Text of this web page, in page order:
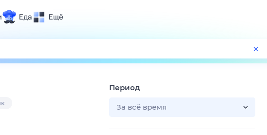
Еда Ещё
и отдых
Поиск
ТВ-программа
Период
За всё время